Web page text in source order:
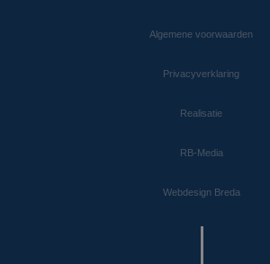
Algemene voorwaarden
Privacyverklaring
Realisatie
RB-Media
Webdesign Breda